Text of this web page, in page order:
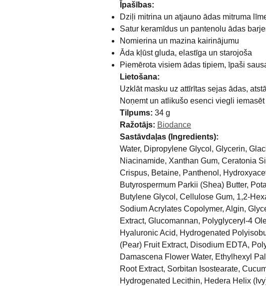
Īpašības:
Dziļi mitrina un atjauno ādas mitruma
Satur keramīdus un pantenolu ādas
Nomierina un mazina kairinājumu
Āda kļūst gluda, elastīga un starojoša
Piemērota visiem ādas tipiem, īpaši
Lietošana:
Uzklāt masku uz attīrītas sejas ādas,
Noņemt un atlikušo esenci viegli
Tilpums: 34 g
Ražotājs: Biodance
Sastāvdaļas (Ingredients):
Water, Dipropylene Glycol, Glycerin,
Niacinamide, Xanthan Gum, Ceratonia
Crispus, Betaine, Panthenol,
Butyrospermum Parkii (Shea) Butter,
Butylene Glycol, Cellulose Gum, 1,2-
Sodium Acrylates Copolymer, Algin,
Extract, Glucomannan, Polyglyceryl-4
Hyaluronic Acid, Hydrogenated
(Pear) Fruit Extract, Disodium EDTA,
Damascena Flower Water, Ethylhexyl
Root Extract, Sorbitan Isostearate,
Hydrogenated Lecithin, Hedera Helix